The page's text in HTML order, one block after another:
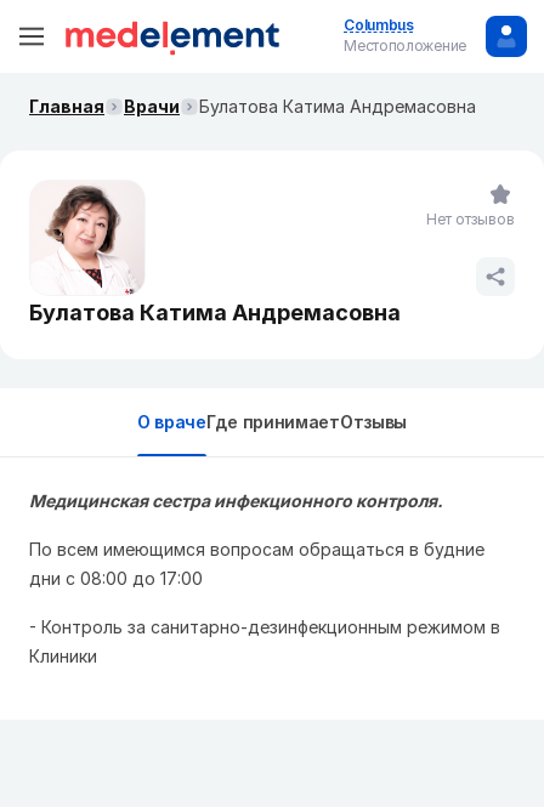
Columbus
Местоположение
Главная Врачи Булатова Катима Андремасовна
Булатова Катима Андремасовна
Нет отзывов
О врачеГде принимаетОтзывы
Медицинская сестра инфекционного контроля.
По всем имеющимся вопросам обращаться в будние
дни с 08:00 до 17:00
- Контроль за санитарно-дезинфекционным режимом в
Клиники